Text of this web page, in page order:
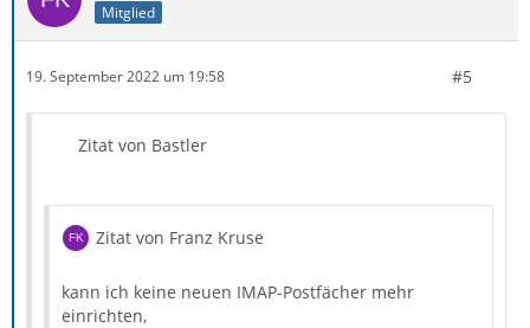
Mitglied
19. September 2022 um 19:58 #5
Zitat von Bastler
Zitat von Franz Kruse
kann ich keine neuen IMAP-Postfächer mehr
einrichten,